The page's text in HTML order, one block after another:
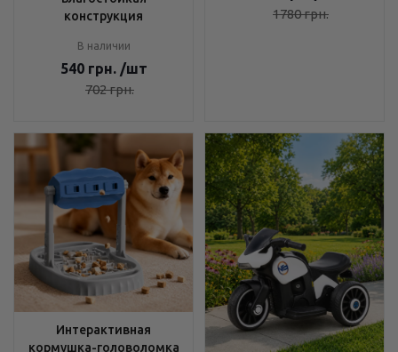
конструкция
В наличии
540 грн. /шт
702грн.
1780грн.
Интерактивная
кормушка-головоломка